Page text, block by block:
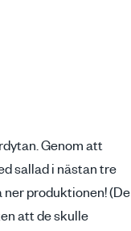
Genom att
sallad i nästan tre
ner produktionen! (De
att de skulle